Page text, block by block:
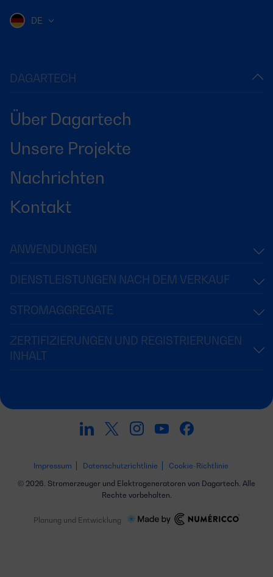
DAGARTECH
Über Dagartech
Unsere Projekte
Nachrichten
Kontakt
DE
ANWENDUNGEN
DIENSTLEISTUNGEN NACH DEM VERKAUF
STROMAGGREGATE
ZERTIFIZIERUNGEN UND REGISTRIERUNGEN
INHALT
Impressum Datenschutzrichtlinie
Cookie-Richtlinie
© 2026. Stromerzeuger und Elektrogeneratoren von Dagartech. Alle
Rechte vorbehalten.
Planung und Entwicklung